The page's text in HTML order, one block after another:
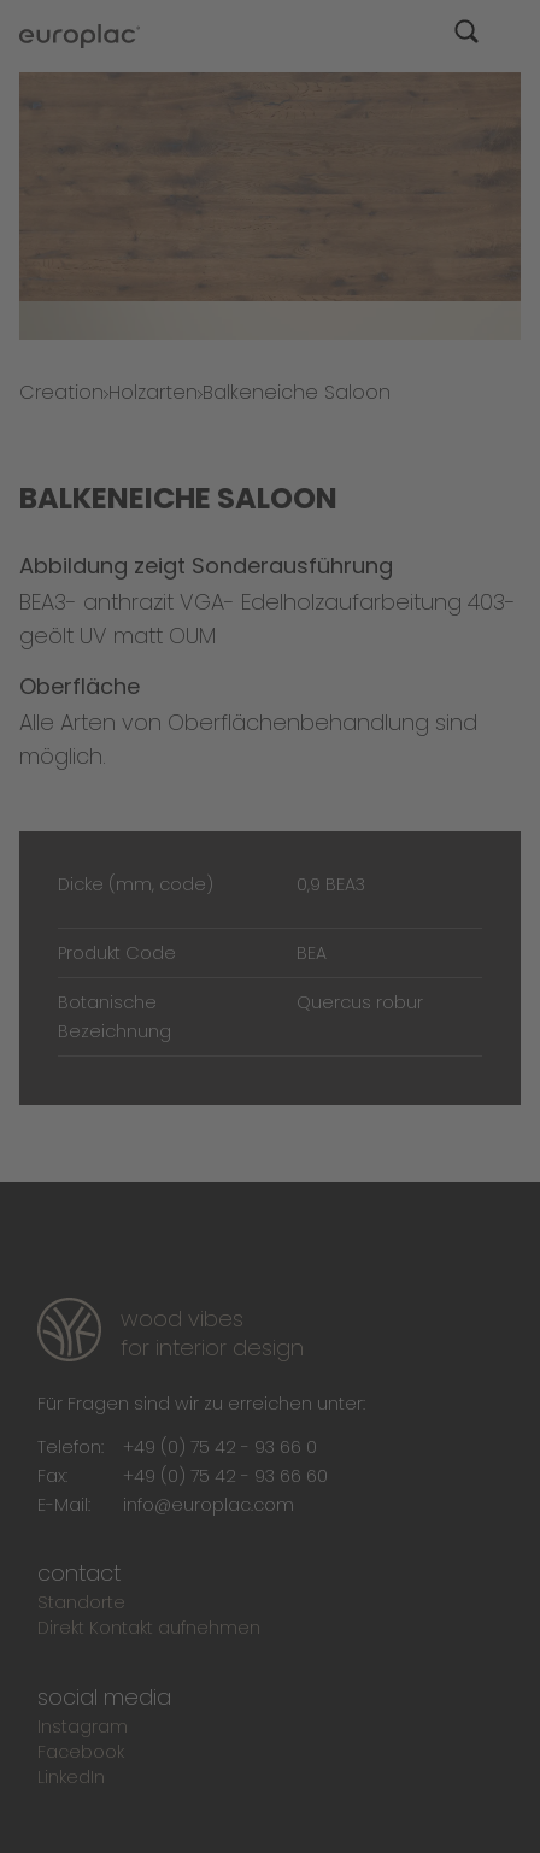
Creation Holzarten Balkeneiche Saloon
BALKENEICHE SALOON
Abbildung zeigt Sonderausführung
BEA3- anthrazit VGA- Edelholzaufarbeitung 403-
geölt UV matt OUM
Oberfläche
Alle Arten von Oberflächenbehandlung sind
möglich.
Dicke (mm, code) 0,9 BEA3
Produkt Code BEA
Botanische
Bezeichnung
Quercus robur
wood vibes
for interior design
Für Fragen sind wir zu erreichen unter:
Telefon:
+49 (0) 75 42 - 93 66 0
Fax:
+49 (0) 75 42 - 93 66 60
E-Mail:
info@europlac.com
contact
Standorte
Direkt Kontakt aufnehmen
social media
Instagram
Facebook
LinkedIn